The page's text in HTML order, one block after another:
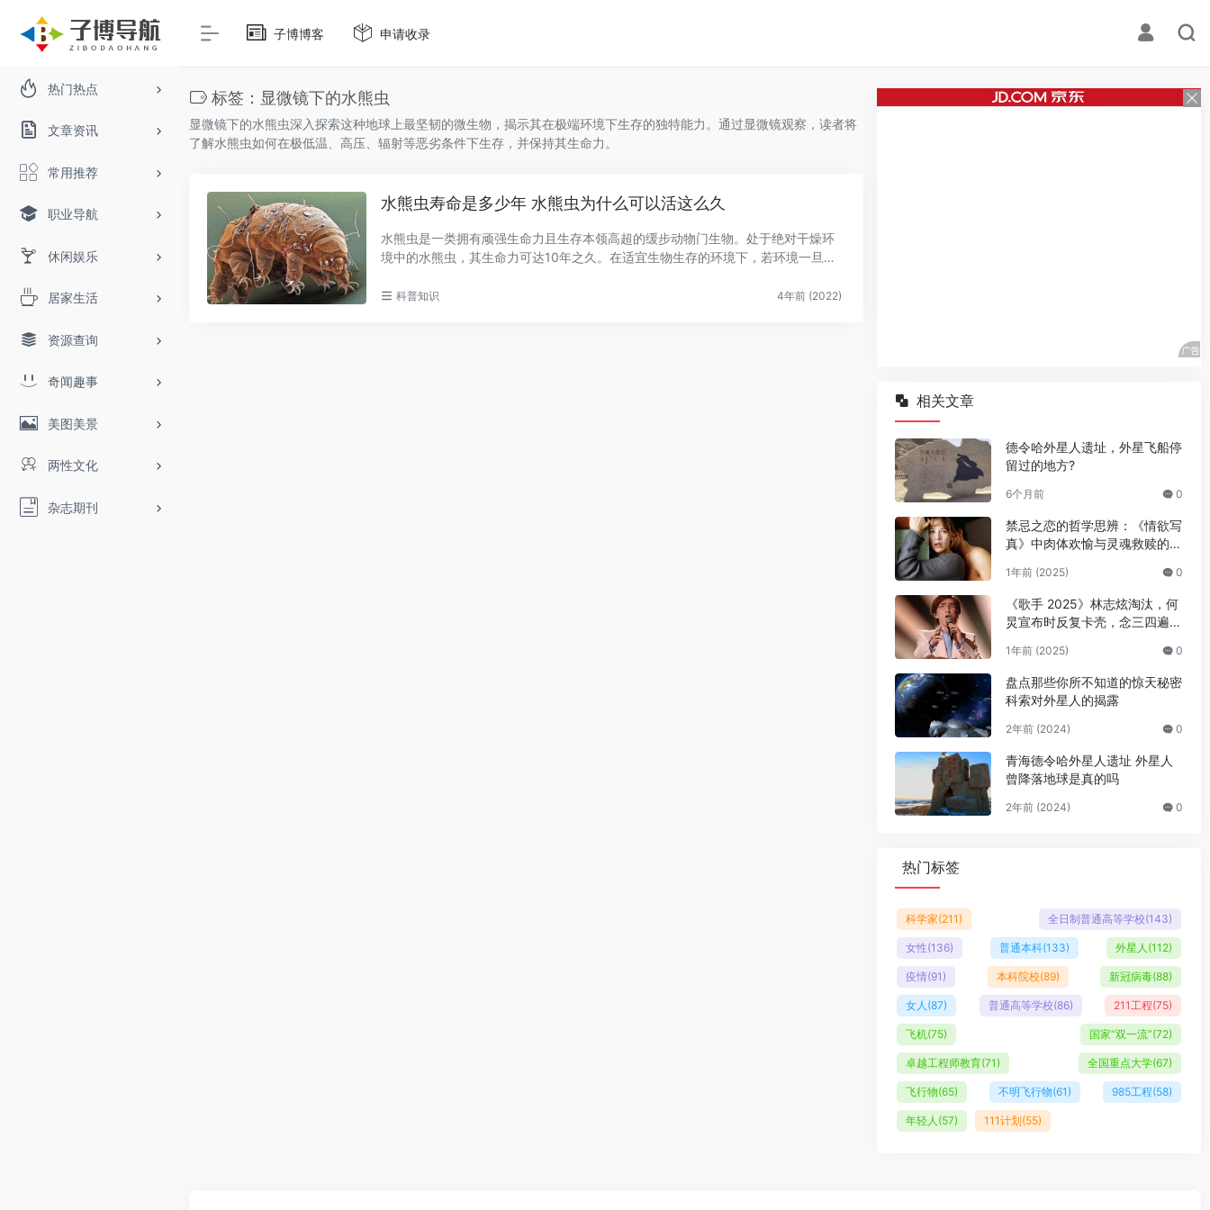
热门热点
文章资讯
常用推荐
职业导航
休闲娱乐
居家生活
资源查询
奇闻趣事
美图美景
两性文化
杂志期刊
子博博客 申请收录
标签：显微镜下的水熊虫
显微镜下的水熊虫深入探索这种地球上最坚韧的微生物，揭示其在极端环境下生存的独特能力。通过显微镜观察，读者将
了解水熊虫如何在极低温、高压、辐射等恶劣条件下生存，并保持其生命力。
水熊虫寿命是多少年 水熊虫为什么可以活这么久
水熊虫是一类拥有顽强生命力且生存本领高超的缓步动物门生物。处于绝对干燥环
境中的水熊虫，其生命力可达10年之久。在适宜生物生存的环境下，若环境一旦发
科普知识 4年前 (2022)
相关文章
德令哈外星人遗址，外星飞船停
留过的地方?
6个月前 0
禁忌之恋的哲学思辨：《情欲写
真》中肉体欢愉与灵魂救赎的辩
1年前 (2025) 0
《歌手 2025》林志炫淘汰，何
炅宣布时反复卡壳，念三四遍
1年前 (2025) 0
盘点那些你所不知道的惊天秘密
科索对外星人的揭露
2年前 (2024) 0
青海德令哈外星人遗址 外星人
曾降落地球是真的吗
2年前 (2024) 0
热门标签
科学家(211) 全日制普通高等学校(143)
女性(136) 普通本科(133) 外星人 (112)
疫情(91) 本科院校(89) 新冠病毒(88)
女人 (87) 普通高等学校(86) 211工程(75)
飞机(75) 国家“双一流”(72)
卓越工程师教育(71) 全国重点大学(67)
飞行物(65) 不明飞行物(61) 985工程(58)
年轻人 (57) 111计划(55)